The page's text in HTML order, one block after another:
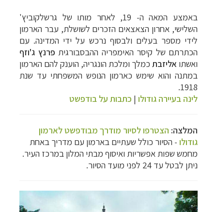
באמצע המאה ה- 19, לאחר מותו של גרשלקוביץ'
השלישי, אחרון הצאצאים הזכרים לשושלת, עבר הארמון
לידי מספר בעלים ולבסוף נרכש על ידי המדינה. עם
הכתרתם של קיסר האימפריה ההבסבורגית פרנץ ג'וזף
ואשתו אליזבת כמלך ומלכת הונגריה, הוענק להם הארמון
במתנה והוא שימש כארמון הנופש המשפחתי עד שנת
1918.
לינה בעיירה גודולו | כתבות על בודפשט
המלצה: הצטרפו לסיור מודרך מבודפשט לארמון
גודולו - הסיור כולל שעתיים בארמון עם מדריך באחת
מחמש שפות אפשריות ואיסוף מבתי המלון במרכז העיר.
ניתן לבטל עד 24 לפני מועד הסיור.
לחצו לרשימת היעדים »
קרוזים והפלגות נופש
לחצו לרשימת היעדים »